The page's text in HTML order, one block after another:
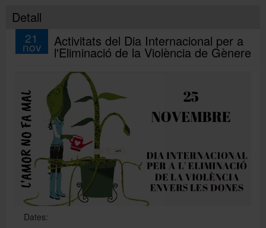
Recerca
Convocatòries i ajuts
Directori
Español
Detall
21
nov Activitats del Dia Internacional per a
l'Eliminació de la Violència de Gènere
Dates: